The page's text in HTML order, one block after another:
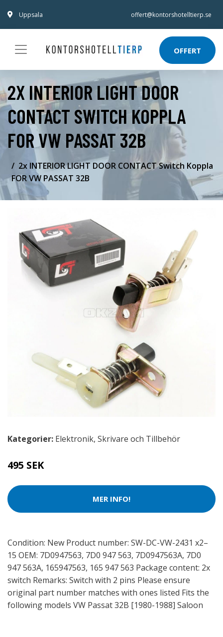
Uppsala offert@kontorshotelltierp.se
OFFERT
2X INTERIOR LIGHT DOOR
CONTACT SWITCH KOPPLA
FOR VW PASSAT 32B
2x INTERIOR LIGHT DOOR CONTACT Switch Koppla
FOR VW PASSAT 32B
Kategorier: Elektronik, Skrivare och Tillbehör
495 SEK
MER INFO!
Condition: New Product number: SW-DC-VW-2431 x2–
15 OEM: 7D0947563, 7D0 947 563, 7D0947563A, 7D0
947 563A, 165947563, 165 947 563 Package content: 2x
switch Remarks: Switch with 2 pins Please ensure
original part number matches with ones listed Fits the
following models VW Passat 32B [1980-1988] Saloon